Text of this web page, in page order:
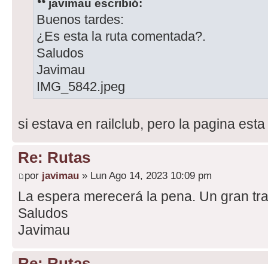
javimau escribió:
Buenos tardes:
¿Es esta la ruta comentada?.
Saludos
Javimau
IMG_5842.jpeg
si estava en railclub, pero la pagina
Re: Rutas
por javimau » Lun Ago 14, 2023 10:09 pm
La espera merecerá la pena. Un gran
Saludos
Javimau